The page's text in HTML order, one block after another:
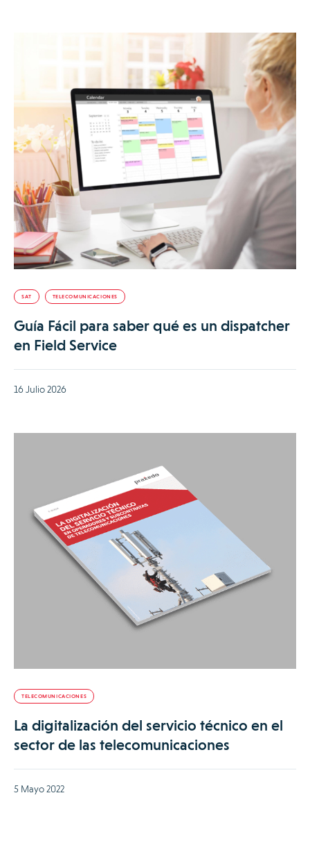
SAT TELECOMUNICACIONES
Guía Fácil para saber qué es un dispatcher
en Field Service
16 Julio 2026
TELECOMUNICACIONES
La digitalización del servicio técnico en el
sector de las telecomunicaciones
5 Mayo 2022